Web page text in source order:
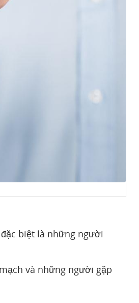
biệt là những người
và những người gặp